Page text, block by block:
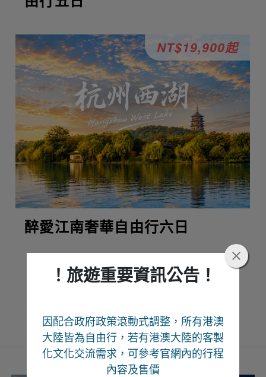
！旅遊重要資訊公告！
因配合政府政策滾動式調整，所有港澳
大陸皆為自由行，若有港澳大陸的客製
化文化交流需求，可參考官網內的行程
內容及售價
醉愛江南奢華自由行六日
NT$19,900起
Recommend